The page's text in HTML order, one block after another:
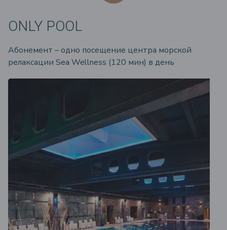
ONLY POOL
Абонемент – одно посещение центра морской
релаксации Sea Wellness (120 мин) в день